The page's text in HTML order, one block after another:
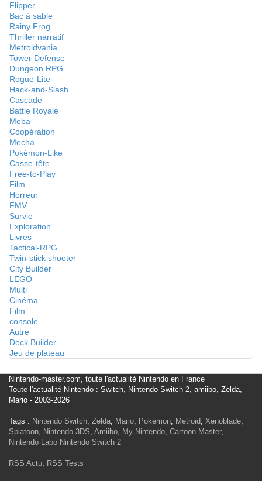
Flipper
Bac à sable
Rainy Frog
Thriller narratif
Metroidvania
Tower Defense
Dungeon RPG
Rogue-Lite
Hack-and-Slash
Cascade
Battle Royale
Moba
Coopération
Mecha
Pokémon-Like
Casse-tête
Free-to-Play
Film
Horreur
FMV
Survie
Exploration
Livres
Tactical-RPG
Twin-stick shooter
City Builder
LEGO
Multi
Cinéma
Film
console
Autre
Deck Builder
Jeu de plateau
Nintendo-master.com, toute l'actualité Nintendo en France
Toute l'actualité Nintendo : Switch, Nintendo Switch 2, amiibo, Zelda,
Mario - 2003-2026
Tags : Nintendo Switch, Zelda, Mario, Pokémon, Metroid, Xenoblade,
Splatoon, Nintendo 3DS, Amiibo, My Nintendo, Cartoon Master,
Nintendo Labo Nintendo Switch 2
RSS Actu, RSS Tests